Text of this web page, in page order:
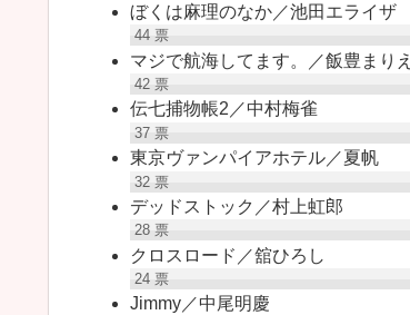
ぼくは麻理のなか／池田エライザ
44票
マジで航海してます。／飯豊まりえ
42票
伝七捕物帳2／中村梅雀
37票
東京ヴァンパイアホテル／夏帆
32票
デッドストック／村上虹郎
28票
クロスロード／舘ひろし
24票
Jimmy／中尾明慶